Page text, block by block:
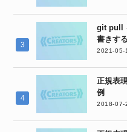
git pull
書きす
2021-05-
正規表
例
2018-07-